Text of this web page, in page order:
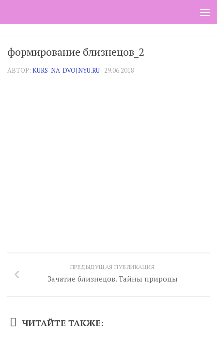
формирование близнецов_2
АВТОР: KURS-NA-DVOJNYU.RU · 29.06.2018
ПРЕДЫДУЩАЯ ПУБЛИКАЦИЯ
Зачатие близнецов. Тайны природы
ЧИТАЙТЕ ТАКЖЕ: